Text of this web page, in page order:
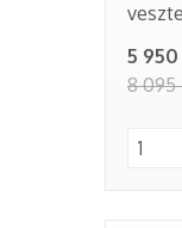
5 950
8 095